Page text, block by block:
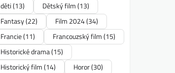
děti(13) Dětský film(13)
Fantasy(22) Film 2024(34)
Francie(11) Francouzský film(15)
Historické drama(15)
Historický film(14) Horor(30)